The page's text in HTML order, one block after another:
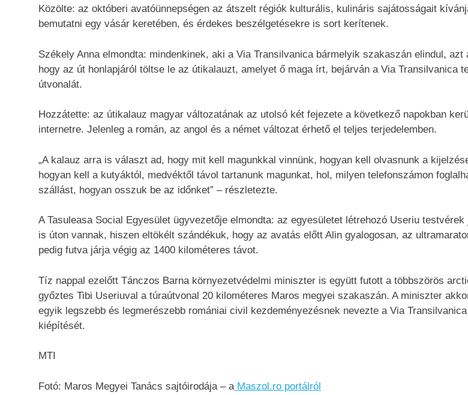
Közölte: az októberi avatóünnepségen az átszelt régiók kulturális, kulináris sajátosságait
bemutatni egy vásár keretében, és érdekes beszélgetésekre is sort kerítenek.
Székely Anna elmondta: mindenkinek, aki a Via Transilvanica bármelyik szakaszán elindul, azt
hogy az út honlapjáról töltse le az útikalauzt, amelyet ő maga írt, bejárván a Via Transilvanica
útvonalát.
Hozzátette: az útikalauz magyar változatának az utolsó két fejezete a következő napokban
internetre. Jelenleg a román, az angol és a német változat érhető el teljes terjedelemben.
„A kalauz arra is választ ad, hogy mit kell magunkkal vinnünk, hogyan kell olvasnunk a
hogyan kell a kutyáktól, medvéktől távol tartanunk magunkat, hol, milyen telefonszámon
szállást, hogyan osszuk be az időnket” – részletezte.
A Tasuleasa Social Egyesület ügyvezetője elmondta: az egyesületet létrehozó Useriu testvérek
is úton vannak, hiszen eltökélt szándékuk, hogy az avatás előtt Alin gyalogosan, az
pedig futva járja végig az 1400 kilométeres távot.
Tíz nappal ezelőtt Tánczos Barna környezetvédelmi miniszter is együtt futott a többszörös
győztes Tibi Useriuval a túraútvonal 20 kilométeres Maros megyei szakaszán. A miniszter
egyik legszebb és legmerészebb romániai civil kezdeményezésnek nevezte a Via Transilvanica
kiépítését.
MTI
Fotó: Maros Megyei Tanács sajtóirodája – a Maszol.ro portálról